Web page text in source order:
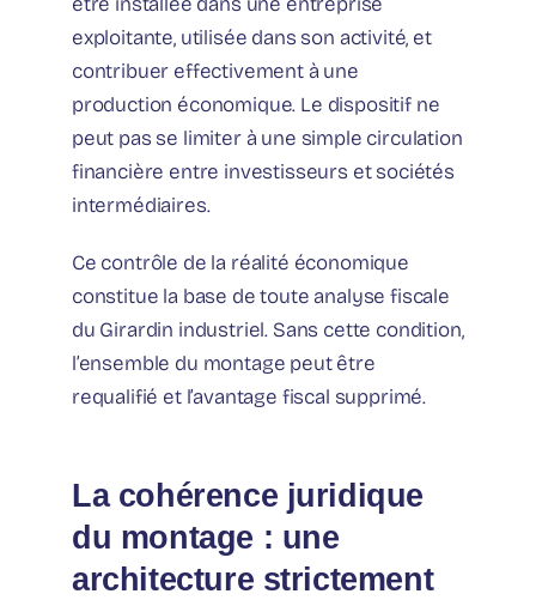
exploitante, utilisée dans son activité, et
contribuer effectivement à une
production économique. Le dispositif ne
peut pas se limiter à une simple circulation
financière entre investisseurs et sociétés
intermédiaires.
Ce contrôle de la réalité économique
constitue la base de toute analyse fiscale
du Girardin industriel. Sans cette condition,
l’ensemble du montage peut être
requalifié et l’avantage fiscal supprimé.
La cohérence juridique
du montage : une
architecture strictement